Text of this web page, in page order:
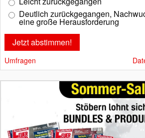
Deutlich zurückgegangen,
eine große Herausforderung
Umfragen